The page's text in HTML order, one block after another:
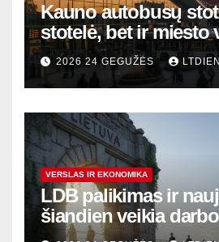
Kauno autobusų
stotelė, bet ir miesto
modernūs vartai į
sostinę
2026 24 GEGUŽĖS
VERSLAS IR EKONOMIKA
LDB palikimas ir
šiandien veikia
variklis Lietuvoje?